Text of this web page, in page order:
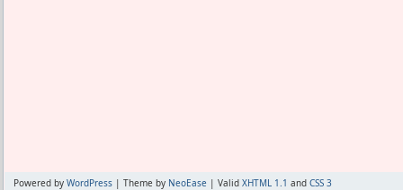
Powered by WordPress | Theme by NeoEase | Valid XHTML 1.1 and CSS 3